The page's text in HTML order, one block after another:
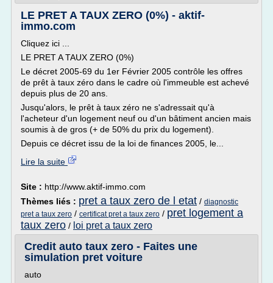
LE PRET A TAUX ZERO (0%) - aktif-
immo.com
Cliquez ici ...
LE PRET A TAUX ZERO (0%)
Le décret 2005-69 du 1er Février 2005 contrôle les offres
de prêt à taux zéro dans le cadre où l'immeuble est achevé
depuis plus de 20 ans.
Jusqu'alors, le prêt à taux zéro ne s'adressait qu'à
l'acheteur d'un logement neuf ou d'un bâtiment ancien mais
soumis à de gros (+ de 50% du prix du logement).
Depuis ce décret issu de la loi de finances 2005, le...
Lire la suite
Site : http://www.aktif-immo.com
Thèmes liés : pret a taux zero de l etat / diagnostic
pret a taux zero / certificat pret a taux zero / pret logement a
taux zero / loi pret a taux zero
Credit auto taux zero - Faites une
simulation pret voiture
auto